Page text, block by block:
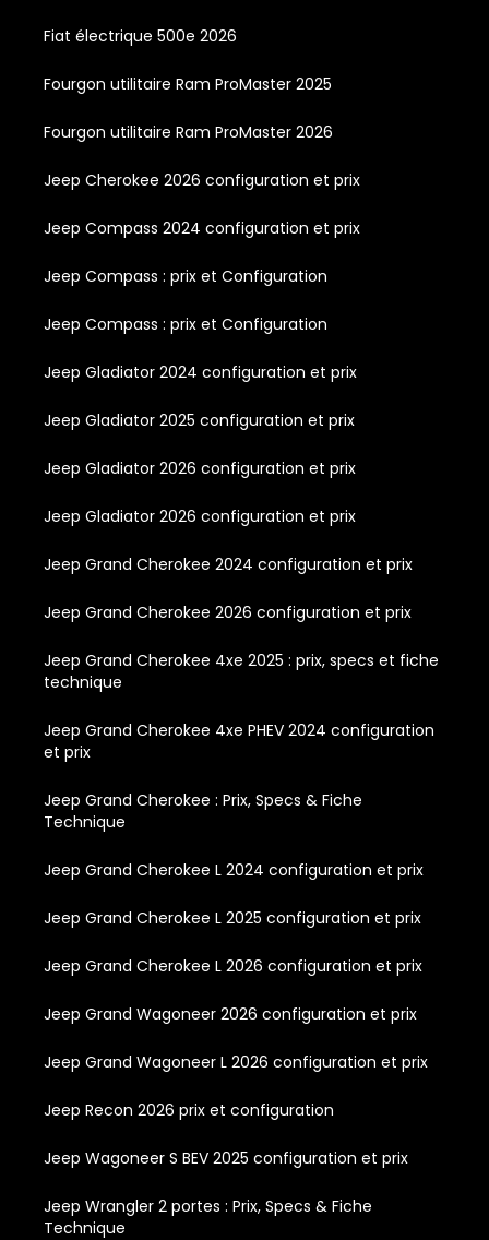
Fiat électrique 500e 2026
Fourgon utilitaire Ram ProMaster 2025
Fourgon utilitaire Ram ProMaster 2026
Jeep Cherokee 2026 configuration et prix
Jeep Compass 2024 configuration et prix
Jeep Compass : prix et Configuration
Jeep Compass : prix et Configuration
Jeep Gladiator 2024 configuration et prix
Jeep Gladiator 2025 configuration et prix
Jeep Gladiator 2026 configuration et prix
Jeep Gladiator 2026 configuration et prix
Jeep Grand Cherokee 2024 configuration et prix
Jeep Grand Cherokee 2026 configuration et prix
Jeep Grand Cherokee 4xe 2025 : prix, specs et fiche
technique
Jeep Grand Cherokee 4xe PHEV 2024 configuration
et prix
Jeep Grand Cherokee : Prix, Specs & Fiche
Technique
Jeep Grand Cherokee L 2024 configuration et prix
Jeep Grand Cherokee L 2025 configuration et prix
Jeep Grand Cherokee L 2026 configuration et prix
Jeep Grand Wagoneer 2026 configuration et prix
Jeep Grand Wagoneer L 2026 configuration et prix
Jeep Recon 2026 prix et configuration
Jeep Wagoneer S BEV 2025 configuration et prix
Jeep Wrangler 2 portes : Prix, Specs & Fiche
Technique